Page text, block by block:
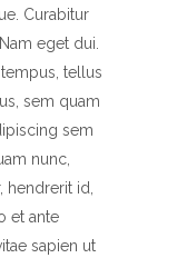
Curabitur
eget dui.
tellus
sem quam
sem
nunc,
hendrerit id,
et ante
sapien ut